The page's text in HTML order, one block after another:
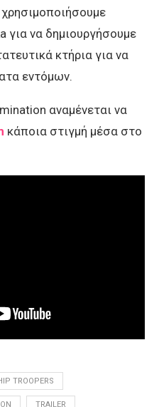
για να δημιουργήσουμε
κτήρια για να
εντόμων.
αναμένεται να
κάποια στιγμή μέσα στο
TROOPERS
TRAILER